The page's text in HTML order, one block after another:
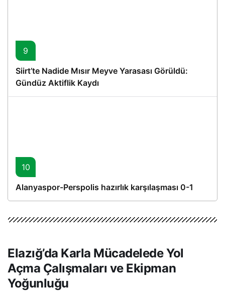
9
Siirt’te Nadide Mısır Meyve Yarasası Görüldü:
Gündüz Aktiflik Kaydı
10
Alanyaspor-Perspolis hazırlık karşılaşması 0-1
Elazığ’da Karla Mücadelede Yol
Açma Çalışmaları ve Ekipman
Yoğunluğu